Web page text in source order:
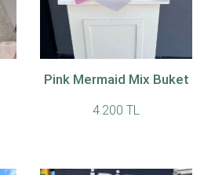
Pink Mermaid Mix Buket
4.200 TL